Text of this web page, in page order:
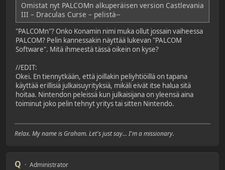
Omistat nyt PALCOMn alkuperäisen version Castlevania
III – Draculas Curse – pelistä--
"PALCOMn"? Onko Konamin nimi muka ollut jossain vaiheessa
PALCOM? Pelin kannessakin näyttää lukevan "PALCOM
Software". Mitä ihmeestä tässä oikein on kyse?
//EDIT:
Okei. En tiennytkään, että joillakin peliyhtiöillä on tapana
käyttää erillisiä julkaisuyrityksiä, mikäli eivät itse halua sitä
hoitaa. Nintendon peleissä kun julkaisijana on yleensä aina
toiminut joko pelin tehnyt yritys tai sitten Nintendo.
Relax. My name is Graham. Let's just say... I'm a missionary.
Q Administrator